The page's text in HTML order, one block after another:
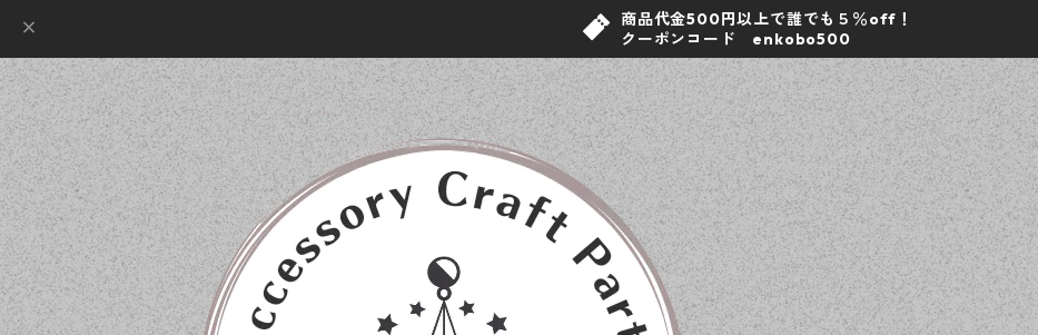
商品代金500円以上で誰でも５％off！
クーポンコード enkobo500